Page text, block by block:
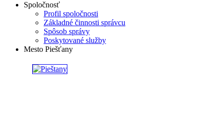
Spoločnosť
Profil spoločnosti
Základné činnosti správcu
Spôsob správy
Poskytované služby
Mesto Piešťany